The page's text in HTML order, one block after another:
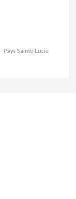
- Pays Sainte-Lucie